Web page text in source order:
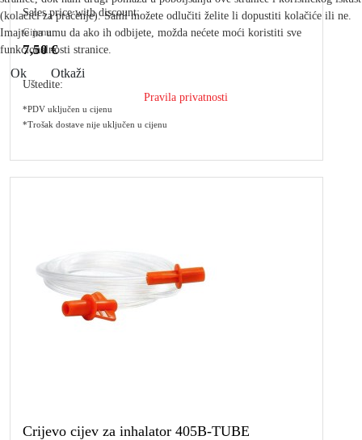
Sales price with discount:
Cijena:
7,50 €
Uštedite:
*PDV uključen u cijenu
*Trošak dostave nije uključen u cijenu
Crijevo cijev za inhalator 405B-TUBE
(kolačići za praćenje). Sami možete odlučiti želite li dopustiti kolačiće ili ne.
Imajte na umu da ako ih odbijete, možda nećete moći koristiti sve
funkcionalnosti stranice.
Ok Otkaži
Pravila privatnosti